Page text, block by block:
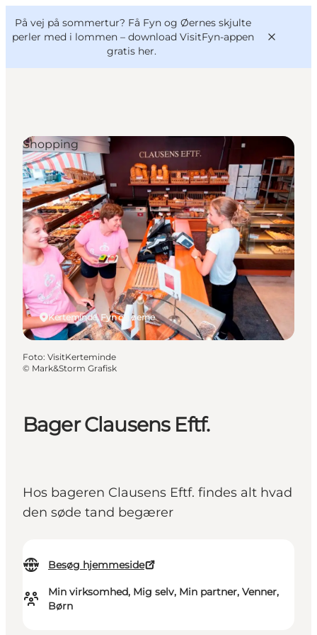
På vej på sommertur? Få Fyn og Øernes skjulte
perler med i lommen – download VisitFyn-appen
gratis her.
Oplevelser
Outdoor
Mad og drikke
Overnatning
Book lokale oplevelser
VisitFyn
Deutsch
Bager Clausens Eftf.
Hos bageren Clausens Eftf. findes alt hvad
den søde tand begærer
Besøg hjemmeside
Min virksomhed, Mig selv, Min partner, Venner,
Børn
Kerteminde, Fyn og øerne
Shopping
Foto: VisitKerteminde
© Mark&Storm Grafisk